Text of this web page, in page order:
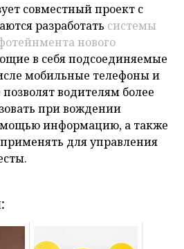
совместный проект с
разработать системы
нового
в себя подсоединяемые
мобильные телефоны и
водителям более
при вождении
информацию, а также
для управления